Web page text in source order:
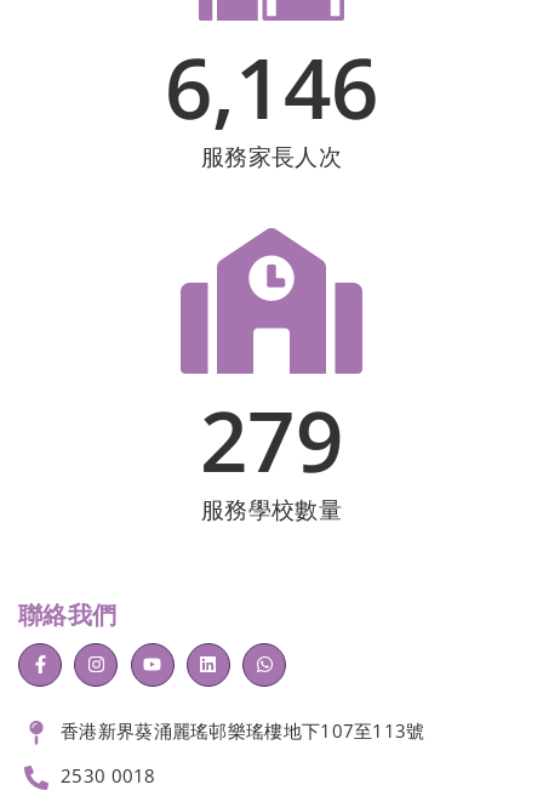
服務家長人次
6,146
服務學校數量
279
聯絡我們
香港新界葵涌麗瑤邨樂瑤樓地下107至113號
2530 0018